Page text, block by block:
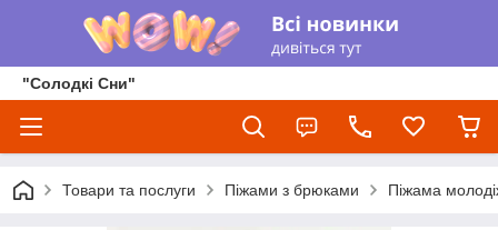
"Солодкі Сни"
Товари та послуги Піжами з брюками Піжама